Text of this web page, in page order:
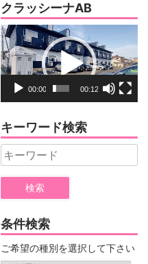
ー
クラッシーナAB
動
画
プ
ー
00:00 00:12
キーワード検索
Search
for:
条件検索
ご希望の種別を選択して下さい